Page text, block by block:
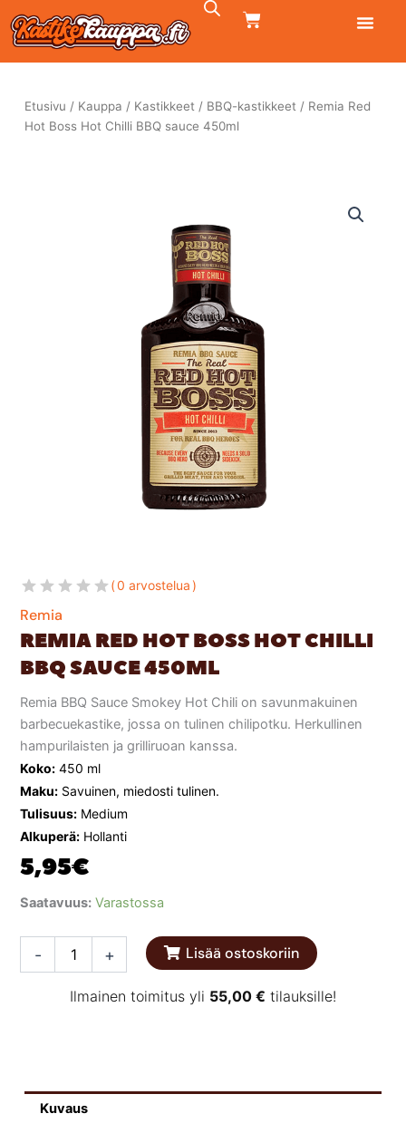
Siirry
sisältöön
CART
Etusivu / Kauppa / Kastikkeet/ BBQ-kastikkeet/ Remia Red
Hot Boss Hot Chilli BBQ sauce 450ml
0 arvostelua
Remia
REMIA RED HOT BOSS HOT CHILLI
BBQ SAUCE 450ML
Remia BBQ Sauce Smokey Hot Chili on savunmakuinen
barbecuekastike, jossa on tulinen chilipotku. Herkullinen
hampurilaisten ja grilliruoan kanssa.
Koko: 450 ml
Maku: Savuinen, miedosti tulinen.
Tulisuus: Medium
Alkuperä: Hollanti
5,95€
Saatavuus: Varastossa
-
Remia
Hot
Boss
Hot
+ Lisää ostoskoriin
Ilmainen toimitus yli 55,00 € tilauksille!
Kuvaus